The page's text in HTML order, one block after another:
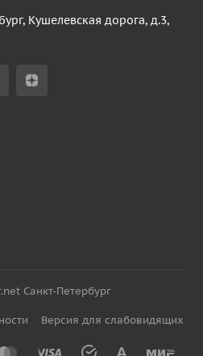
Кушелевская дорога, д.3,
Санкт-Петербург
Версия для слабовидящих